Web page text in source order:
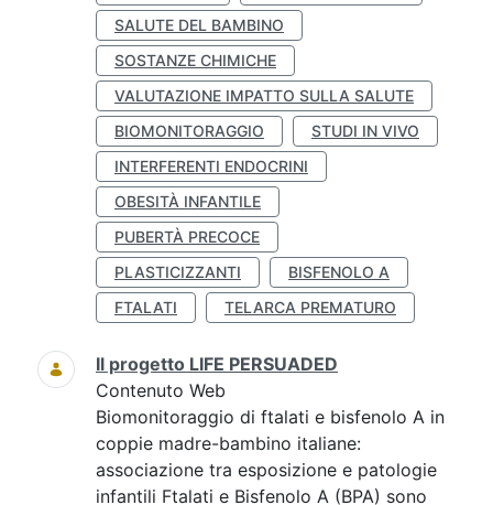
SALUTE DEL BAMBINO
SOSTANZE CHIMICHE
VALUTAZIONE IMPATTO SULLA SALUTE
BIOMONITORAGGIO
STUDI IN VIVO
INTERFERENTI ENDOCRINI
OBESITÀ INFANTILE
PUBERTÀ PRECOCE
PLASTICIZZANTI
BISFENOLO A
FTALATI
TELARCA PREMATURO
Il progetto LIFE PERSUADED
Contenuto Web
Biomonitoraggio di ftalati e bisfenolo A in
coppie madre-bambino italiane:
associazione tra esposizione e patologie
infantili Ftalati e Bisfenolo A (BPA) sono